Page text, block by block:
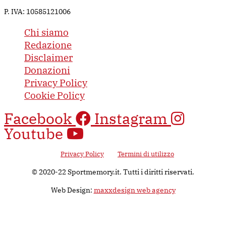
P. IVA: 10585121006
Chi siamo
Redazione
Disclaimer
Donazioni
Privacy Policy
Cookie Policy
Facebook Instagram
Youtube
Privacy Policy Termini di utilizzo
© 2020-22 Sportmemory.it. Tutti i diritti riservati.
Web Design: maxxdesign web agency